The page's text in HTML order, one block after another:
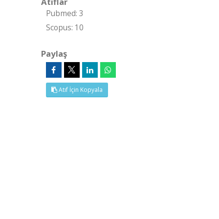
Pubmed: 3
Scopus: 10
Paylaş
Atıf İçin Kopyala